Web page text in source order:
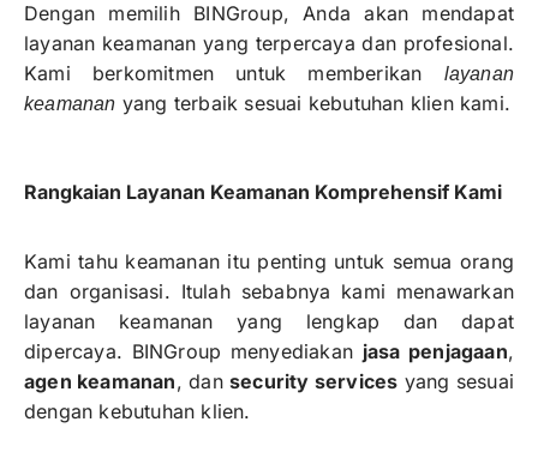
Dengan memilih BINGroup, Anda akan mendapat
layanan keamanan yang terpercaya dan profesional.
Kami berkomitmen untuk memberikan
layanan
keamanan yang terbaik sesuai kebutuhan klien kami.
Rangkaian Layanan Keamanan Komprehensif Kami
Kami tahu keamanan itu penting untuk semua orang
dan organisasi. Itulah sebabnya kami menawarkan
layanan keamanan yang lengkap dan dapat
dipercaya. BINGroup menyediakan jasa penjagaan,
agen keamanan, dan security services yang sesuai
dengan kebutuhan klien.